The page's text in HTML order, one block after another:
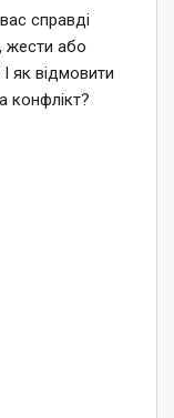
справді
жести або
як відмовити
конфлікт?